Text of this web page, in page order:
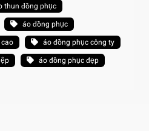
thun đồng phục
áo đồng phục
áo đồng phục công ty
áo đồng phục đẹp